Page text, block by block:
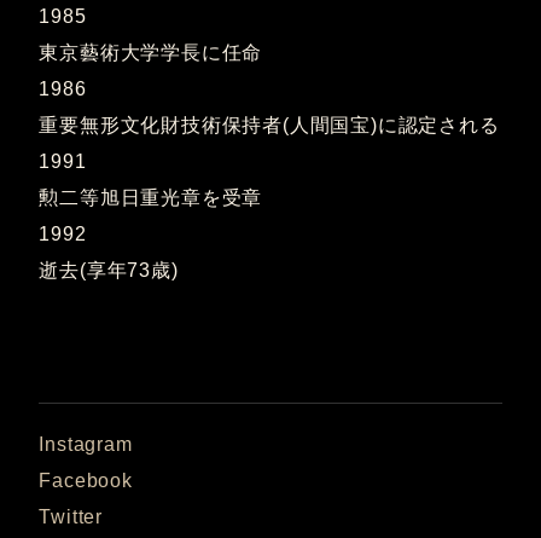
1985
東京藝術大学学長に任命
1986
重要無形文化財技術保持者(人間国宝)に認定される
1991
勲二等旭日重光章を受章
1992
逝去(享年73歳)
Instagram
Facebook
Twitter